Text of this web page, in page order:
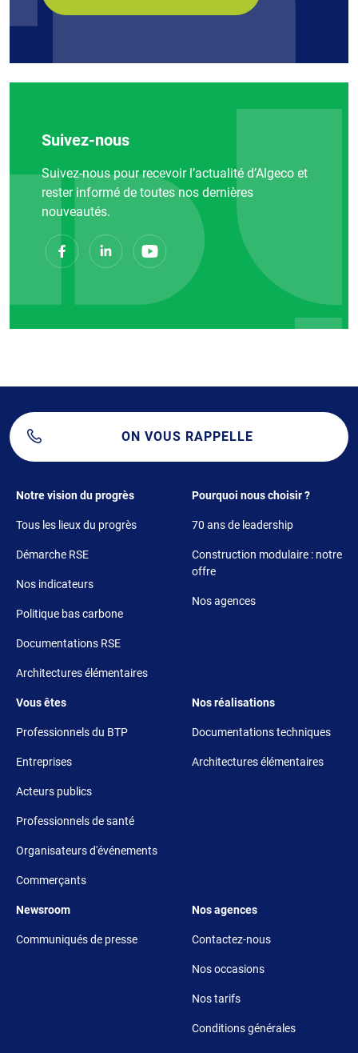
Suivez-nous
Suivez-nous pour recevoir l’actualité d’Algeco et
rester informé de toutes nos dernières
nouveautés.
ON VOUS RAPPELLE
Footer 1
Notre vision du progrès
Tous les lieux du progrès
Démarche RSE
Nos indicateurs
Politique bas carbone
Documentations RSE
Architectures élémentaires
Footer 2
Pourquoi nous choisir ?
70 ans de leadership
Construction modulaire : notre
offre
Nos agences
Footer 3
Vous êtes
Professionnels du BTP
Entreprises
Acteurs publics
Professionnels de santé
Organisateurs d'événements
Commerçants
Footer 4
Nos réalisations
Documentations techniques
Architectures élémentaires
Footer 5
Newsroom
Communiqués de presse
Footer 6
Nos agences
Contactez-nous
Nos occasions
Nos tarifs
Conditions générales